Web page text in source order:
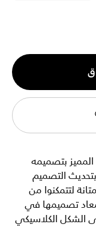
هو المميز بتصميمه
التصميم
لتتمكنوا من
تصميمها في
الشكل الكلاسيكي